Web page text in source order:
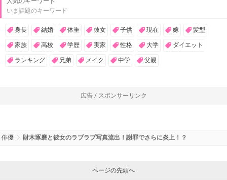
いま話題のキーワード
身長 結婚 体重 彼女 子供 現在 嫁 髪型
家族 高校 学歴 実家 性格 大学 ダイエット
ランキング 兄弟 メイク 中学 父親
広告 / スポンサーリンク
俳優 財木琢磨と彼女のラブラブ写真流出！謝罪でさらに炎上！？
ページの先頭へ